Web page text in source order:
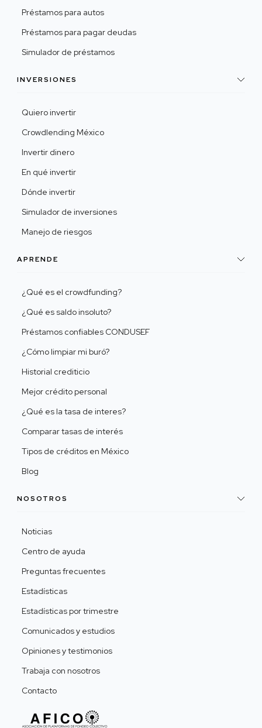
Préstamos para autos
Préstamos para pagar deudas
Simulador de préstamos
INVERSIONES
Quiero invertir
Crowdlending México
Invertir dinero
En qué invertir
Dónde invertir
Simulador de inversiones
Manejo de riesgos
APRENDE
¿Qué es el crowdfunding?
¿Qué es saldo insoluto?
Préstamos confiables CONDUSEF
¿Cómo limpiar mi buró?
Historial crediticio
Mejor crédito personal
¿Qué es la tasa de interes?
Comparar tasas de interés
Tipos de créditos en México
Blog
NOSOTROS
Noticias
Centro de ayuda
Preguntas frecuentes
Estadísticas
Estadísticas por trimestre
Comunicados y estudios
Opiniones y testimonios
Trabaja con nosotros
Contacto